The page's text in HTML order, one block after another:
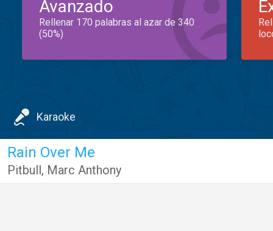
Avanzado
Rellenar 170 palabras al azar de 340
(50%)
Karaoke
Rain Over Me
Pitbull, Marc Anthony